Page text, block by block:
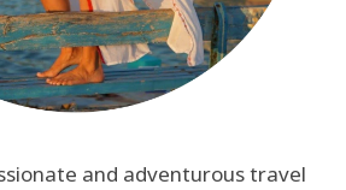
and adventurous travel